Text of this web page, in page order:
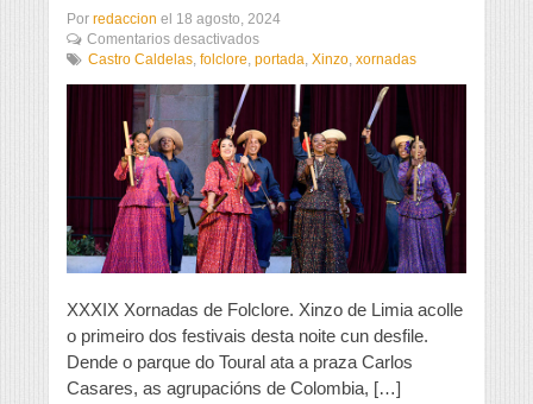
Por redaccion el 18 agosto, 2024
Comentarios desactivadosen
Colombia,
Serbia
desfilarán
polas
rúas
de
Xinzo
Castro
acollerá
ritmos
de
Panamá,
Senegal
Castro Caldelas, folclore, portada, Xinzo, xornadas
XXXIX Xornadas de Folclore. Xinzo de Limia acolle
o primeiro dos festivais desta noite cun desfile.
Dende o parque do Toural ata a praza Carlos
Casares, as agrupacións de Colombia, […]